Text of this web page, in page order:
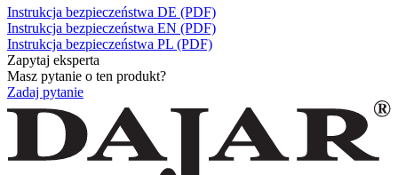
Instrukcja bezpieczeństwa DE (PDF)
Instrukcja bezpieczeństwa EN (PDF)
Instrukcja bezpieczeństwa PL (PDF)
Zapytaj eksperta
Masz pytanie o ten produkt?
Zadaj pytanie